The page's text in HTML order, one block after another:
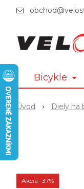
Bicykle
Úvod Diely na
Akcia -37%